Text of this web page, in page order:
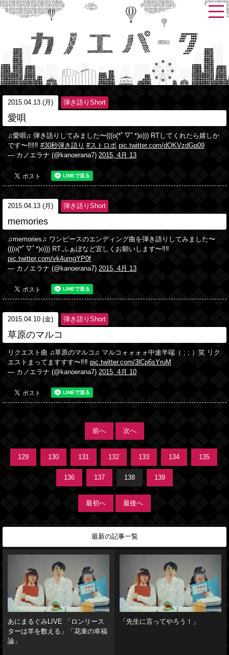
2015.04.13 (月) 弾き語りShort
愛唄
♫愛唄♫ 弾き語りしてみました〜(((o(*ﾟ▽ﾟ*)o))) RTしてくれたら嬉しか
です〜‼︎‼︎‼︎ #30秒弾き語り #ストロボ pic.twitter.com/dOKVzdGp09
— カノエラナ (@kanoerana7) 2015, 4月 13
2015.04.13 (月) 弾き語りShort
memories
♫memories♫ ワンピースのエンディング曲を弾き語りしてみました〜
(((o(*ﾟ▽ﾟ*)o))) RT.ふぁぼなど宜しくお願いします〜‼︎‼︎
pic.twitter.com/vk4umgYP0f
— カノエラナ (@kanoerana7) 2015, 4月 13
2015.04.10 (金) 弾き語りShort
草原のマルコ
リクエスト曲 ♫草原のマルコ♫ マルコォォォォ中途半端（ ; ; ）笑 リク
エストまってますすす〜‼︎‼︎ pic.twitter.com/3lCp6sYruM
— カノエラナ (@kanoerana7) 2015, 4月 10
前へ 次へ
129 130 131 132 133 134 135
136 137 138 139
最初へ 最後へ
最新の記事一覧
あにまるぐみLIVE 「ロンリース
ターは羊を数える」「花束の幸福
論」
「先生に言ってやろう！」